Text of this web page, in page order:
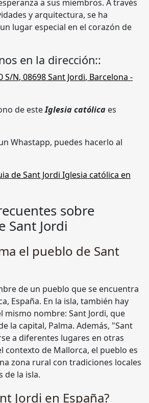
a sus miembros. A través
y arquitectura, se ha
lugar especial en el corazón de
en la dirección::
S/N, 08698Sant Jordi, Barcelona -
de esteIglesia católica es
Whastapp, puedes hacerlo al
sobre
Sant Jordi
el pueblo de Sant
de un pueblo que se encuentra
España. En la isla, también hay
mismo nombre: Sant Jordi, que
la capital, Palma. Además, "Sant
a diferentes lugares en otras
contexto de Mallorca, el pueblo es
zona rural con tradiciones locales
de la isla.
Jordi en España?